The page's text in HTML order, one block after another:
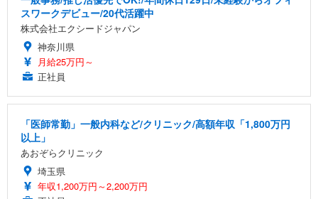
スワークデビュー/20代活躍中
株式会社エクシードジャパン
神奈川県
月給25万円～
正社員
「医師常勤」一般内科など/クリニック/高額年収「1,800万円
以上」
あおぞらクリニック
埼玉県
年収1,200万円～2,200万円